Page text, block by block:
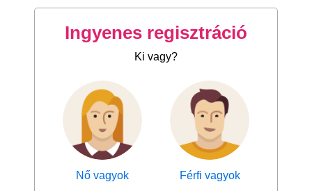
Ingyenes regisztráció
Ki vagy?
Nő vagyok Férfi vagyok